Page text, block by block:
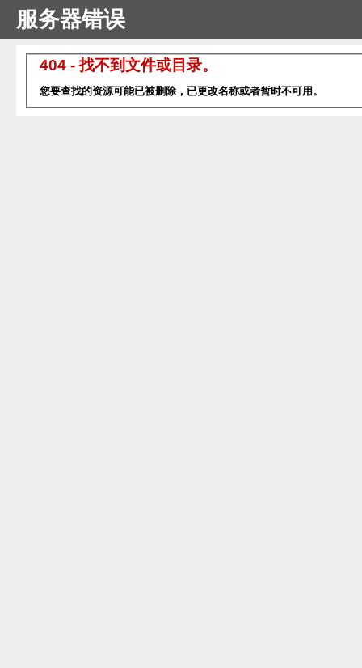
服务器错误
404 - 找不到文件或目录。
您要查找的资源可能已被删除，已更改名称或者暂时不可用。